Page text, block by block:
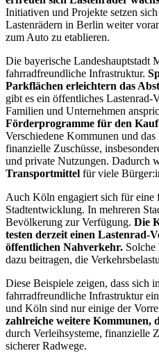
Initiativen und Projekte setzen
Lastenrädern in Berlin weiter
zum Auto zu etablieren.
Die bayerische Landeshauptstadt
fahrradfreundliche Infrastruktur.
Parkflächen erleichtern das
gibt es ein öffentliches Lastenrad-
Familien und Unternehmen
Förderprogramme für den
Verschiedene Kommunen und
finanzielle Zuschüsse,
und private Nutzungen. Dadurch
Transportmittel für viele
Auch Köln engagiert sich für eine
Stadtentwicklung. In mehreren
Bevölkerung zur Verfügung. Die
testen derzeit einen Lastenrad-
öffentlichen Nahverkehr.
dazu beitragen, die
Diese Beispiele zeigen, dass sich
fahrradfreundliche Infrastruktur
und Köln sind nur einige der
zahlreiche weitere Kommunen,
durch Verleihsysteme, finanzielle
sicherer Radwege.